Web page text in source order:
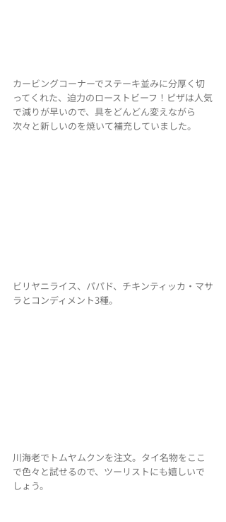
カービングコーナーでステーキ並みに分厚く切
ってくれた、 迫力のローストビーフ！ピザは人気
で減りが早いので、具をどんどん変えながら
次々と新しいのを焼いて補充していました。
ビリヤニライス、パパド、チキンティッカ・マサ
ラとコンディメント3種。
川海老でトムヤムクンを注文。タイ名物をここ
で色々と試せるので、ツーリストにも嬉しいで
しょう。